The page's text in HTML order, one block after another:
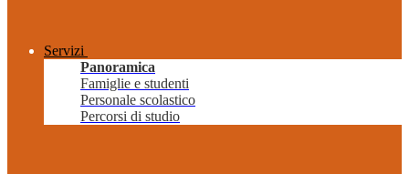
Servizi
Panoramica
Famiglie e studenti
Personale scolastico
Percorsi di studio